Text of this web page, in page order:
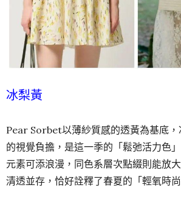
冰梨黃
Pear Sorbet以薄紗質感的透黃為基底
的視覺負擔，是這一季的「鬆弛活力色
元素可添浪漫，同色系層次點綴則能放
清透並存，恰好詮釋了春夏的「輕氧時尚